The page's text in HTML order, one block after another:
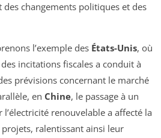
changements politiques et des
l’exemple des États-Unis, où
incitations fiscales a conduit à
prévisions concernant le marché
en Chine, le passage à un
l’électricité renouvelable a affecté la
ralentissant ainsi leur